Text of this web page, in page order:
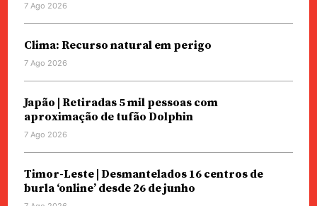
7 Ago 2026
Clima: Recurso natural em perigo
7 Ago 2026
Japão | Retiradas 5 mil pessoas com
aproximação de tufão Dolphin
7 Ago 2026
Timor-Leste | Desmantelados 16 centros de
burla ‘online’ desde 26 de junho